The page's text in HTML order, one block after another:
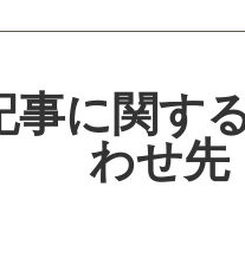
事に関す
わせ先